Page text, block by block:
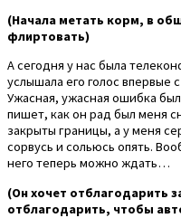
(Начала метать корм, в
флиртовать)
А сегодня у нас была
услышала его голос впервые
Ужасная, ужасная ошибка
пишет, как он рад был меня
закрыты границы, а у меня
сорвусь и сольюсь опять.
него теперь можно ждать…
(Он хочет отблагодарить
отблагодарить, чтобы